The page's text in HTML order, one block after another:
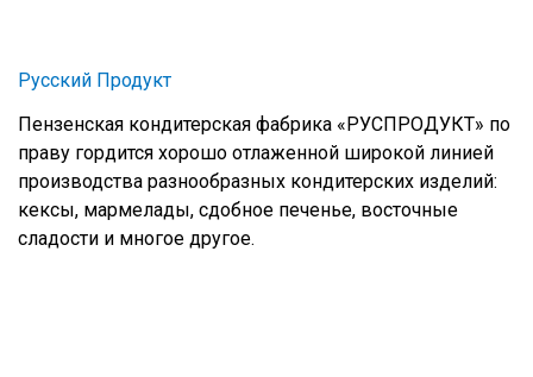
Русский Продукт
Пензенская кондитерская фабрика «РУСПРОДУКТ» по
праву гордится хорошо отлаженной широкой линией
производства разнообразных кондитерских изделий:
кексы, мармелады, сдобное печенье, восточные
сладости и многое другое.